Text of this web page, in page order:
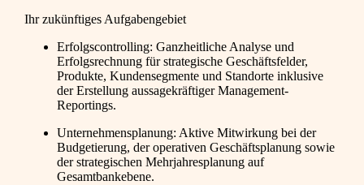
Ihr zukünftiges Aufgabengebiet
Erfolgscontrolling: Ganzheitliche Analyse und
Erfolgsrechnung für strategische Geschäftsfelder,
Produkte, Kundensegmente und Standorte inklusive
der Erstellung aussagekräftiger Management-
Reportings.
Unternehmensplanung: Aktive Mitwirkung bei der
Budgetierung, der operativen Geschäftsplanung sowie
der strategischen Mehrjahresplanung auf
Gesamtbankebene.